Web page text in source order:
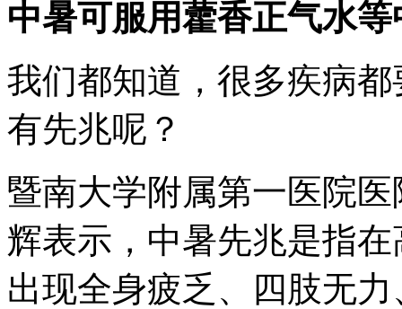
中暑可服用藿香正气水等
我们都知道，很多疾病
有先兆呢？
暨南大学附属第一医院
辉表示，中暑先兆是指
出现全身疲乏、四肢无